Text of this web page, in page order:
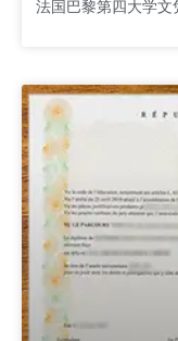
法国巴黎第四大学